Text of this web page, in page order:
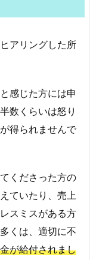
アリングした所
感じた方には申
数くらいは怒り
得られませんで
くださった方の
ていたり、売上
スミスがある方
くは、適切に不
が給付されまし